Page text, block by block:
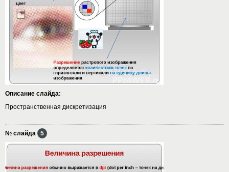
Описание слайда:
Пространственная дискретизация
№ слайда 5